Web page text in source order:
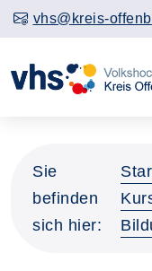
vhs@kreis-
Sie
befinden
sich hier: